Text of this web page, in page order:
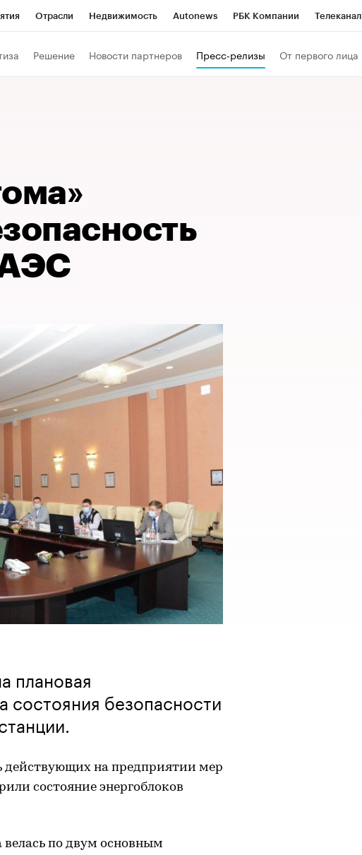
Отрасли Недвижимость Autonews РБК Компании Телеканал
Решение Новости партнеров Пресс-релизы От первого лица
АЭС
плановая
состояния безопасности
действующих на предприятии мер
состояние энергоблоков
велась по двум основным